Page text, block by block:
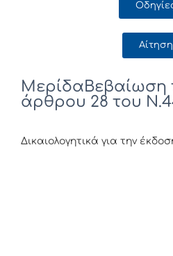
Αίτηση
ΜερίδαΒεβαίωση
άρθρου 28 του
Δικαιολογητικά για την